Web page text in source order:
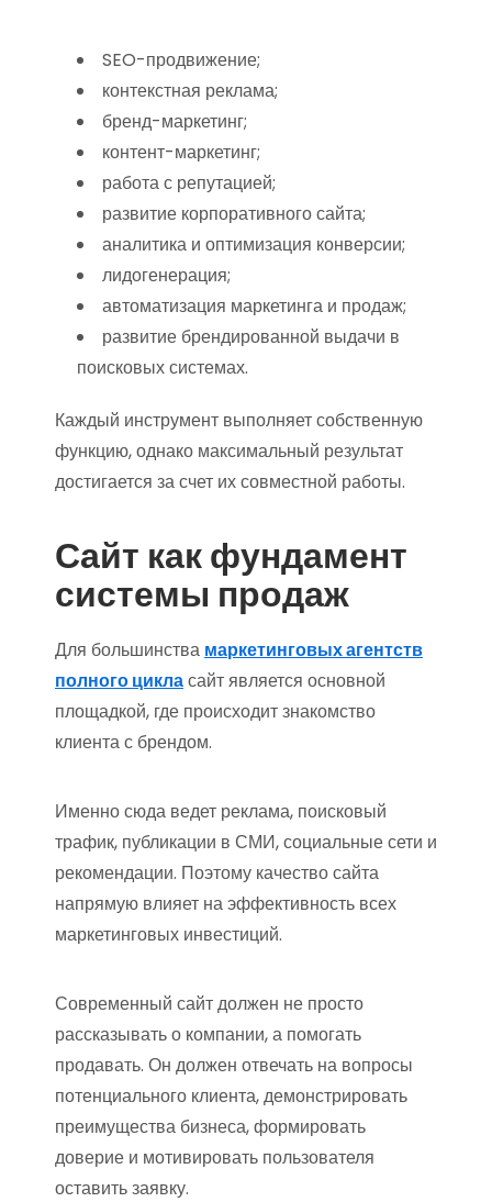
SEO-продвижение;
контекстная реклама;
бренд-маркетинг;
контент-маркетинг;
работа с репутацией;
развитие корпоративного сайта;
аналитика и оптимизация конверсии;
лидогенерация;
автоматизация маркетинга и продаж;
развитие брендированной выдачи в
поисковых системах.
Каждый инструмент выполняет собственную
функцию, однако максимальный результат
достигается за счет их совместной работы.
Сайт как фундамент
системы продаж
Для большинства маркетинговых агентств
полного цикласайт является основной
площадкой, где происходит знакомство
клиента с брендом.
Именно сюда ведет реклама, поисковый
трафик, публикации в СМИ, социальные сети и
рекомендации. Поэтому качество сайта
напрямую влияет на эффективность всех
маркетинговых инвестиций.
Современный сайт должен не просто
рассказывать о компании, а помогать
продавать. Он должен отвечать на вопросы
потенциального клиента, демонстрировать
преимущества бизнеса, формировать
доверие и мотивировать пользователя
оставить заявку.